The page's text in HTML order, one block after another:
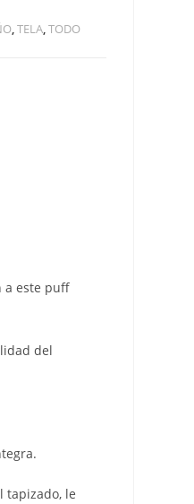
,TELA,TODO
a este puff
del
tapizado, le